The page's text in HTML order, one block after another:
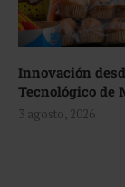
Innovación
Tecnológico de
3 agosto, 2026